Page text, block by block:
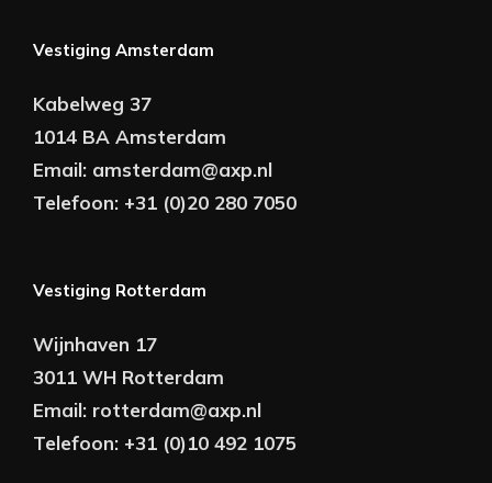
Vestiging Amsterdam
Kabelweg 37
1014 BA Amsterdam
Email: amsterdam@axp.nl
Telefoon: +31 (0)20 280 7050
Vestiging Rotterdam
Wijnhaven 17
3011 WH Rotterdam
Email: rotterdam@axp.nl
Telefoon: +31 (0)10 492 1075